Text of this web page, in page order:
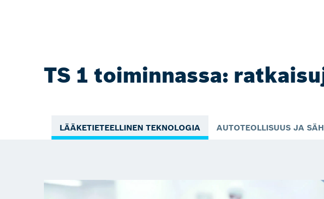
TS 1 toiminnassa:
LÄÄKETIETEELLINEN TEKNOLOGIA AUTOTEOLLISUUS JA